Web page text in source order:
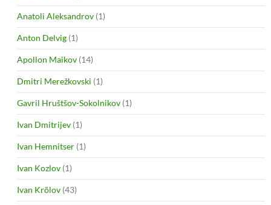
Anatoli Aleksandrov (1)
Anton Delvig (1)
Apollon Maikov (14)
Dmitri Merežkovski (1)
Gavril Hruštšov-Sokolnikov (1)
Ivan Dmitrijev (1)
Ivan Hemnitser (1)
Ivan Kozlov (1)
Ivan Krõlov (43)